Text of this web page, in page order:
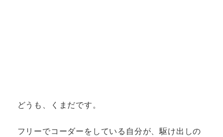
どうも、くまだです。
フリーでコーダーをしている自分が、駆け出しの